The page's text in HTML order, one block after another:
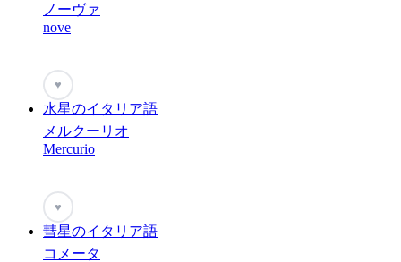
ノーヴァ
nove
♥
水星のイタリア語
メルクーリオ
Mercurio
♥
彗星のイタリア語
コメータ